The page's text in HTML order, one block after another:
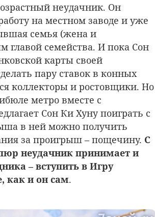
неудачник. Он
на местном заводе и уже
семья (жена и
главой семейства. И пока Сон
карты своей
пару ставок в конных
коллекторы и ростовщики. Но
метро вместе с
Сон Ки Хуну поиграть с
в ней можно получить
за проигрыш – пощечину. С
неудачник принимает и
– вступить в Игру
как и он сам.